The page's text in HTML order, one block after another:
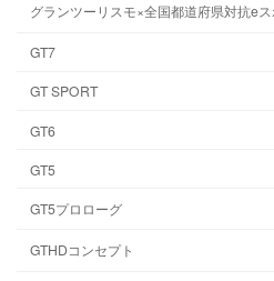
グランツーリスモ×全国都道府県対抗e
GT7
GT SPORT
GT6
GT5
GT5プロローグ
GTHDコンセプト